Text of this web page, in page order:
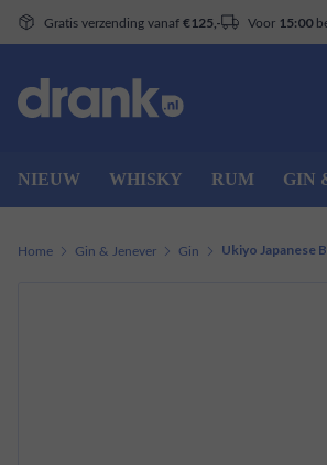
Gratis verzending vanaf €125,- Voor 15:00
NIEUW WHISKY RUM GIN
Home Gin & Jenever Gin Ukiyo Japanese